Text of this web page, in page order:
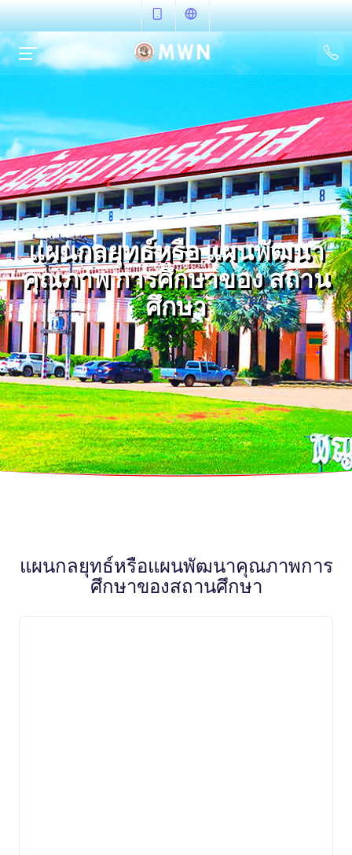
แผนกลยุทธ์หรือ แผนพัฒนา
คุณภาพ การศึกษาของ สถาน
ศึกษา
แผนกลยุทธ์หรือแผนพัฒนาคุณภาพการ
ศึกษาของสถานศึกษา